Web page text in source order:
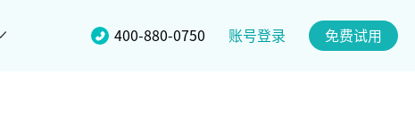
400-880-0750 账号登录 免费试用